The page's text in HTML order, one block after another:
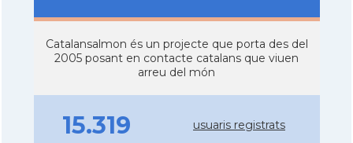
Catalansalmon és un projecte que porta des del
2005 posant en contacte catalans que viuen
arreu del món
15.319 usuaris registrats